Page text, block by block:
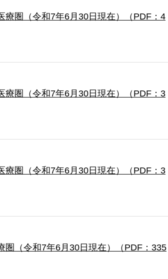
療圏（令和7年6月30日現在）（PDF：4
療圏（令和7年6月30日現在）（PDF：3
療圏（令和7年6月30日現在）（PDF：3
圏（令和7年6月30日現在）（PDF：335